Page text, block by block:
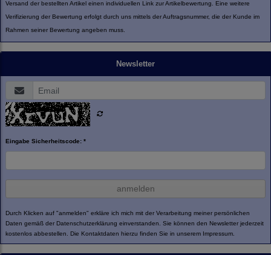
Versand der bestellten Artikel einen individuellen Link zur Artikelbewertung. Eine weitere
Verifizierung der Bewertung erfolgt durch uns mittels der Auftragsnummer, die der Kunde im
Rahmen seiner Bewertung angeben muss.
Newsletter
Eingabe Sicherheitscode: *
anmelden
Durch Klicken auf "anmelden" erkläre ich mich mit der Verarbeitung meiner persönlichen
Daten gemäß der Datenschutzerklärung einverstanden. Sie können den Newsletter jederzeit
kostenlos abbestellen. Die Kontaktdaten hierzu finden Sie in unserem Impressum.